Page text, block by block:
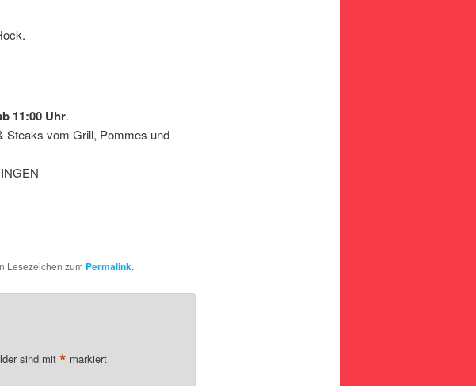
11:00 Uhr.
vom Grill, Pommes und
Lesezeichen zum Permalink.
sind mit * markiert